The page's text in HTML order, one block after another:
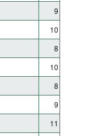
9
10
8
10
8
9
11